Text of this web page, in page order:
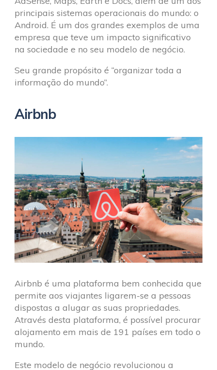
principais sistemas operacionais do mundo: o
Android. É um dos grandes exemplos de uma
empresa que teve um impacto significativo
na sociedade e no seu modelo de negócio.
Seu grande propósito é “organizar toda a
informação do mundo”.
Airbnb
Airbnb é uma plataforma bem conhecida que
permite aos viajantes ligarem-se a pessoas
dispostas a alugar as suas propriedades.
Através desta plataforma, é possível procurar
alojamento em mais de 191 países em todo o
mundo.
Este modelo de negócio revolucionou a